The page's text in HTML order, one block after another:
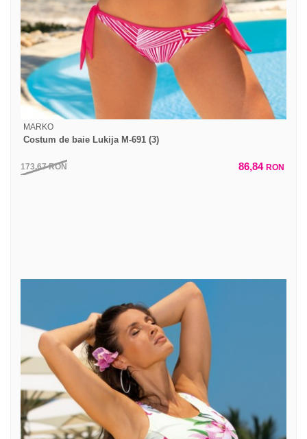
MARKO
Costum de baie Lukija M-691 (3)
173,67RON 86,84 RON